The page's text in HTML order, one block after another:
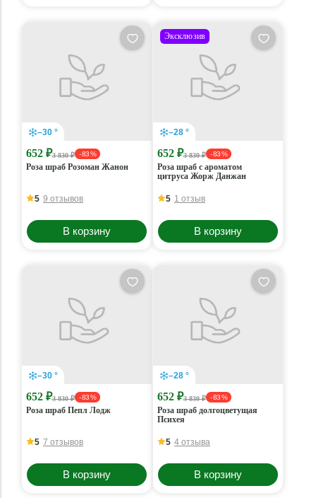
–30 °
652 ₽3 830 ₽ - 83 %
Роза шраб Розоман Жанон
5 9 отзывов
В корзину
Эксклюзив
–28 °
652 ₽3 830 ₽ - 83 %
Роза шраб с ароматом
цитруса Жорж Данжан
5 1 отзыв
В корзину
–30 °
652 ₽3 830 ₽ - 83 %
Роза шраб Пепл Лодж
5 7 отзывов
В корзину
–28 °
652 ₽3 830 ₽ - 83 %
Роза шраб долгоцветущая
Психея
5 4 отзыва
В корзину